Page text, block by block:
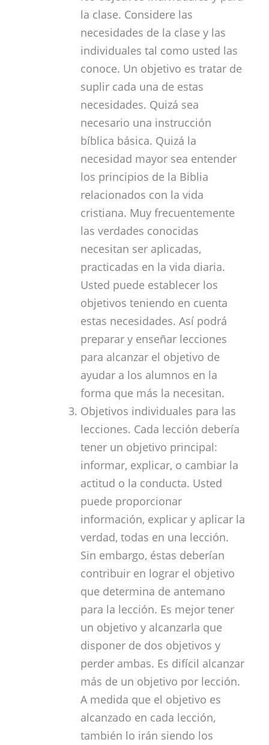
la clase. Considere las
necesidades de la clase y las
individuales tal como usted las
conoce. Un objetivo es tratar de
suplir cada una de estas
necesidades. Quizá sea
necesario una instrucción
bíblica básica. Quizá la
necesidad mayor sea entender
los principios de la Biblia
relacionados con la vida
cristiana. Muy frecuentemente
las verdades conocidas
necesitan ser aplicadas,
practicadas en la vida diaria.
Usted puede establecer los
objetivos teniendo en cuenta
estas necesidades. Así podrá
preparar y enseñar lecciones
para alcanzar el objetivo de
ayudar a los alumnos en la
forma que más la necesitan.
Objetivos individuales para las
lecciones. Cada lección debería
tener un objetivo principal:
informar, explicar, o cambiar la
actitud o la conducta. Usted
puede proporcionar
información, explicar y aplicar la
verdad, todas en una lección.
Sin embargo, éstas deberían
contribuir en lograr el objetivo
que determina de antemano
para la lección. Es mejor tener
un objetivo y alcanzarla que
disponer de dos objetivos y
perder ambas. Es difícil alcanzar
más de un objetivo por lección.
A medida que el objetivo es
alcanzado en cada lección,
también lo irán siendo los